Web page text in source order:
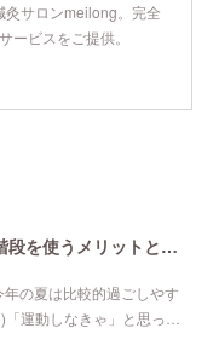
灸サロンmeilong。完全
ービスをご提供。
「現代人は腸腰筋が弱っている？毎日階段を使うメリットとは」恵比寿で1番人気のマタニティサロンmeilong
の夏は比較的過ごしやす
運動しなきゃ」と思っ…